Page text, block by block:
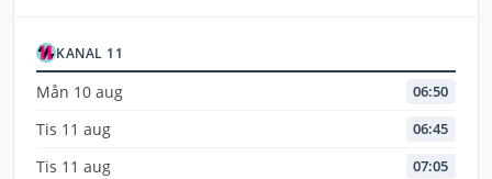
KANAL 11
Mån 10 aug 06:50
Tis 11 aug 06:45
Tis 11 aug 07:05